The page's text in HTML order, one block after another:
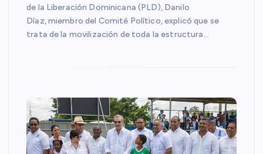
de la Liberación Dominicana (PLD), Danilo
Díaz, miembro del Comité Político, explicó que se
trata de la movilización de toda la estructura…